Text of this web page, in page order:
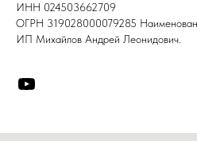
ИНН 024503662709
ОГРН 319028000079285
ИП Михайлов Андрей Леонидович.